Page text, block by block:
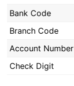
Bank Code
Branch Code
Account Number
Check Digit